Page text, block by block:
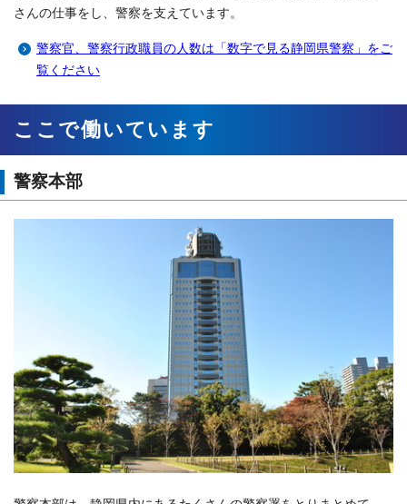
さんの仕事をし、警察を支えています。
警察官、警察行政職員の人数は「数字で見る静岡県警察」をご
覧ください
ここで働いています
警察本部